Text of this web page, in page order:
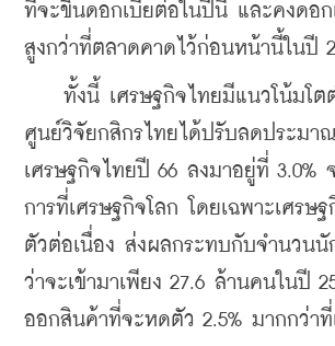
ที่จะขึ้นดอกเบี้ยต่อในปีนี้ และคงดอก
สูงกว่าที่ตลาดคาดไว้ก่อนหน้านี้ในปี
ทั้งนี้ เศรษฐกิจไทยมีแนวโน้มโตต่
ศูนย์วิจัยกสิกรไทยได้ปรับลดประมาณ
เศรษฐกิจไทยปี 66 ลงมาอยู่ที่ 3.0%
การที่เศรษฐกิจโลก โดยเฉพาะเศรษ
ตัวต่อเนื่อง ส่งผลกระทบกับจำนวนนั
ว่าจะเข้ามาเพียง 27.6 ล้านคนในปี
ออกสินค้าที่จะหดตัว 2.5% มากกว่าที่